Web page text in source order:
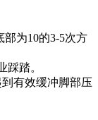
为10的3-5次方
踩踏。
有效缓冲脚部压